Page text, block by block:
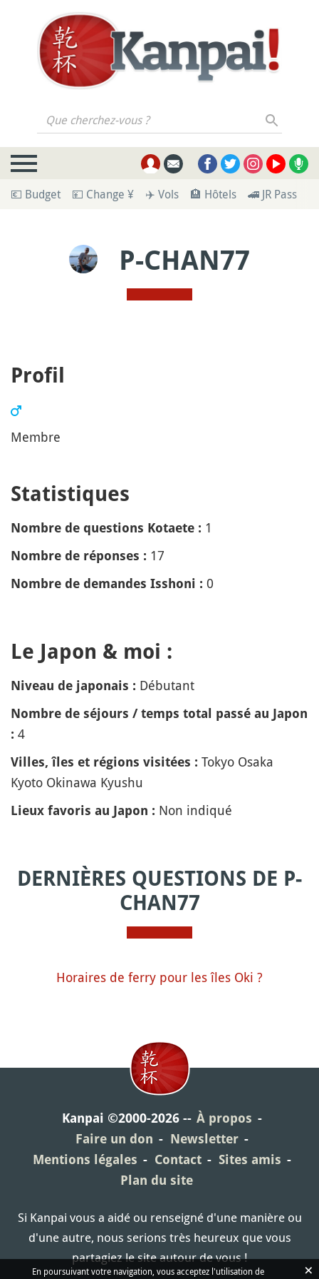
Que cherchez-vous ?
💶 Budget 💴 Change ¥ ✈️ Vols 🏨 Hôtels 🚄 JR Pass
P-CHAN77
Profil
Membre
Statistiques
Nombre de questions Kotaete : 1
Nombre de réponses : 17
Nombre de demandes Isshoni : 0
Le Japon & moi :
Niveau de japonais : Débutant
Nombre de séjours / temps total passé au Japon
: 4
Villes, îles et régions visitées : Tokyo Osaka
Kyoto Okinawa Kyushu
Lieux favoris au Japon : Non indiqué
DERNIÈRES QUESTIONS DE P-
CHAN77
Horaires de ferry pour les îles Oki ?
Kanpai ©2000-2026
À propos
Faire un don
Newsletter
Mentions légales
Contact
Sites amis
Plan du site
Si Kanpai vous a aidé ou renseigné d'une manière ou
d'une autre, nous serions très heureux que vous
partagiez le site autour de vous !
En poursuivant votre navigation, vous acceptez l'utilisation de
×